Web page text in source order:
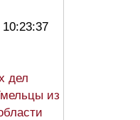
дел
из